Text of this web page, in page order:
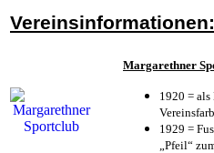
Vereinsinformationen:
Margarethner
1920 =
1929 =
„Pfeil“